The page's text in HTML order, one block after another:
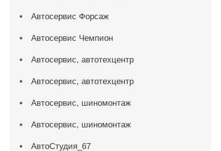
Автосервис Форсаж
Автосервис Чемпион
Автосервис, автотехцентр
Автосервис, автотехцентр
Автосервис, шиномонтаж
Автосервис, шиномонтаж
АвтоСтудия_67